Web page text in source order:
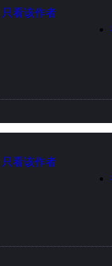
只看该作者
只看该作者